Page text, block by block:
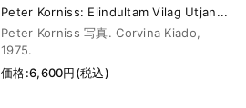
Peter Korniss: Elindultam Vilag Utjan...
Peter Korniss 写真. Corvina Kiado,
1975.
価格:6,600円(税込)